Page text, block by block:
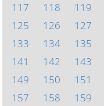
117
118 119
125
126 127
133
134 135
141
142 143
149
150 151
157
158 159